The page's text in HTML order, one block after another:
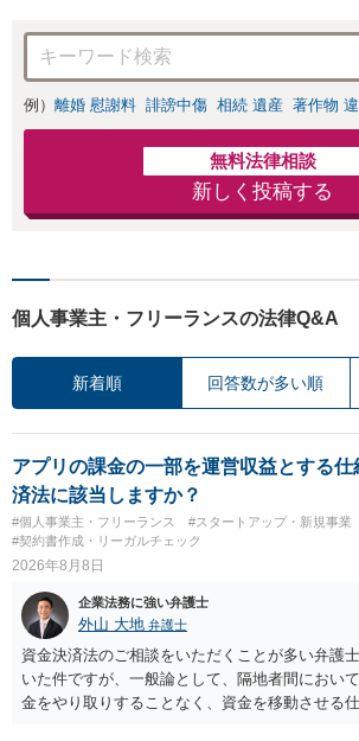
例） 離婚 慰謝料 誹謗中傷 相続 遺産 著作物
無料法律相談
新しく投稿する
個人事業主・フリーランスの法律Q&A
新着順 回答数が多い順
アプリの課金の一部を運営収益とする
済法に該当しますか？
#個人事業主・フリーランス #スタートアップ・新規事業
#契約書作成・リーガルチェック
2026年8月8日
企業法務に強い弁護士
外山 大地 弁護士
資金決済法のご相談をいただくことが多い弁護
いた件ですが、一般論として、隔地者間におい
金をやり取りすることなく、資金を移動させる